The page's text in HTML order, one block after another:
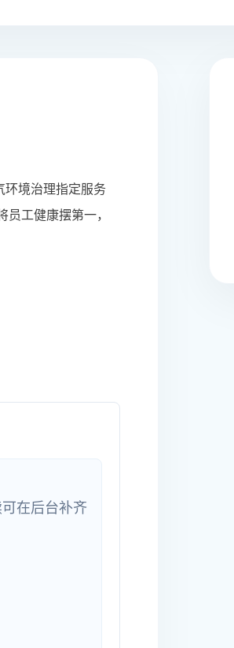
环境治理指定服务
工健康摆第一，
在后台补齐